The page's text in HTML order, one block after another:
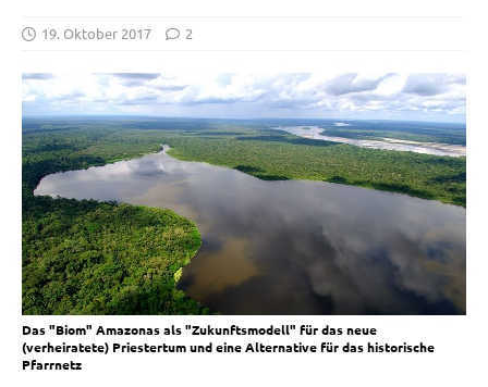
19. Oktober 2017 2
Das "Biom" Amazonas als "Zukunftsmodell" für das neue
(verheiratete) Priestertum und eine Alternative für das historische
Pfarrnetz